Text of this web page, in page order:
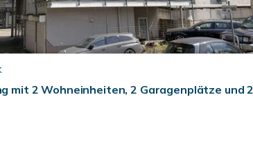
mit 2 Wohneinheiten, 2 Garagenplätze und 2